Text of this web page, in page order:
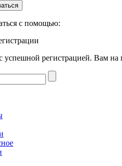
с помощью:
успешной регистрацией. Вам на